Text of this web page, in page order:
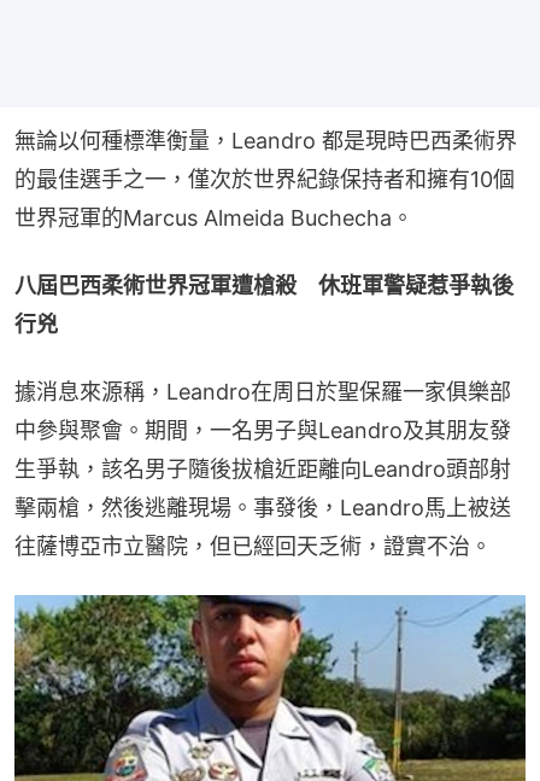
無論以何種標準衡量，Leandro 都是現時巴西柔術界
的最佳選手之一，僅次於世界紀錄保持者和擁有10個
世界冠軍的Marcus Almeida Buchecha。
八屆巴西柔術世界冠軍遭槍殺　休班軍警疑惹爭執後
行兇
據消息來源稱，Leandro在周日於聖保羅一家俱樂部
中參與聚會。期間，一名男子與Leandro及其朋友發
生爭執，該名男子隨後拔槍近距離向Leandro頭部射
擊兩槍，然後逃離現場。事發後，Leandro馬上被送
往薩博亞市立醫院，但已經回天乏術，證實不治。